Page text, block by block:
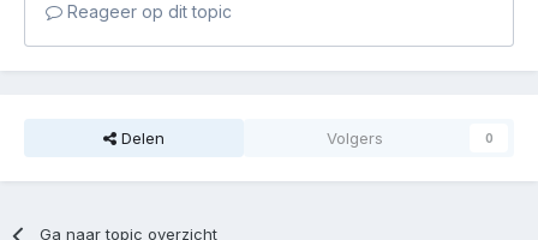
Reageer op dit topic
Delen Volgers 0
Ga naar topic overzicht